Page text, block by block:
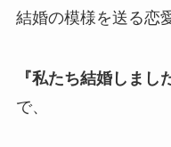
結婚の模様を送る恋
『私たち結婚しまし
で、